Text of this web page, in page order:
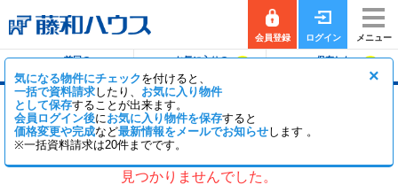
会員登録 ログイン メニュー
前回の
お気に入りの
保存した
×
気になる物件にチェックを付けると、
一括で資料請求したり、 お気に入り物件
として保存することが出来ます。
会員ログイン後にお気に入り物件を保存すると
価格変更や完成など最新情報をメールでお知らせします 。
※一括資料請求は20件までです。
下高井戸駅の中古一戸建て
見つかりませんでした。